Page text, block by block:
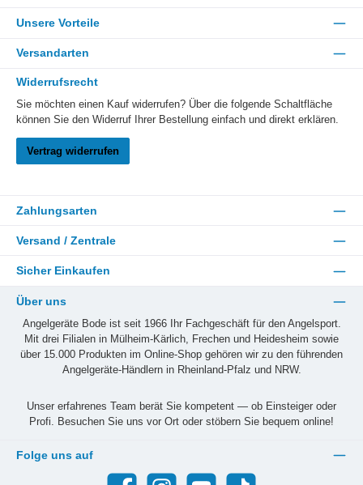
Unsere Vorteile
Versandarten
Widerrufsrecht
Sie möchten einen Kauf widerrufen? Über die folgende Schaltfläche
können Sie den Widerruf Ihrer Bestellung einfach und direkt erklären.
Vertrag widerrufen
Zahlungsarten
Versand / Zentrale
Sicher Einkaufen
Über uns
Angelgeräte Bode ist seit 1966 Ihr Fachgeschäft für den Angelsport.
Mit drei Filialen in Mülheim-Kärlich, Frechen und Heidesheim sowie
über 15.000 Produkten im Online-Shop gehören wir zu den führenden
Angelgeräte-Händlern in Rheinland-Pfalz und NRW.
Unser erfahrenes Team berät Sie kompetent — ob Einsteiger oder
Profi. Besuchen Sie uns vor Ort oder stöbern Sie bequem online!
Folge uns auf